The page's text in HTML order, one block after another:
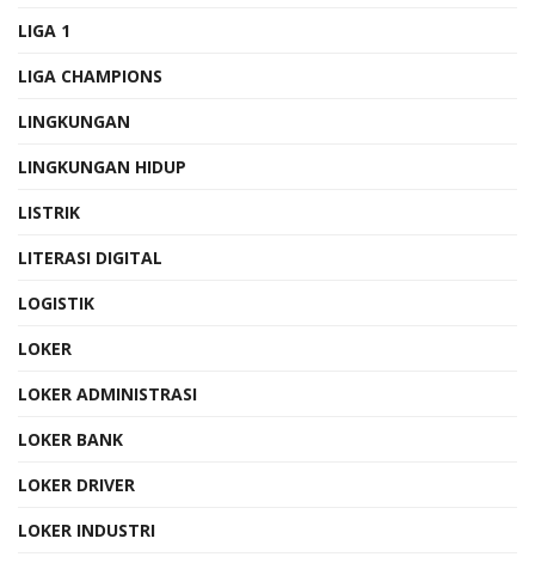
LIGA 1
LIGA CHAMPIONS
LINGKUNGAN
LINGKUNGAN HIDUP
LISTRIK
LITERASI DIGITAL
LOGISTIK
LOKER
LOKER ADMINISTRASI
LOKER BANK
LOKER DRIVER
LOKER INDUSTRI